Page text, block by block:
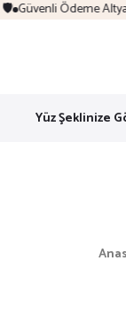
Güvenli Ödeme
Yüz Şeklinize